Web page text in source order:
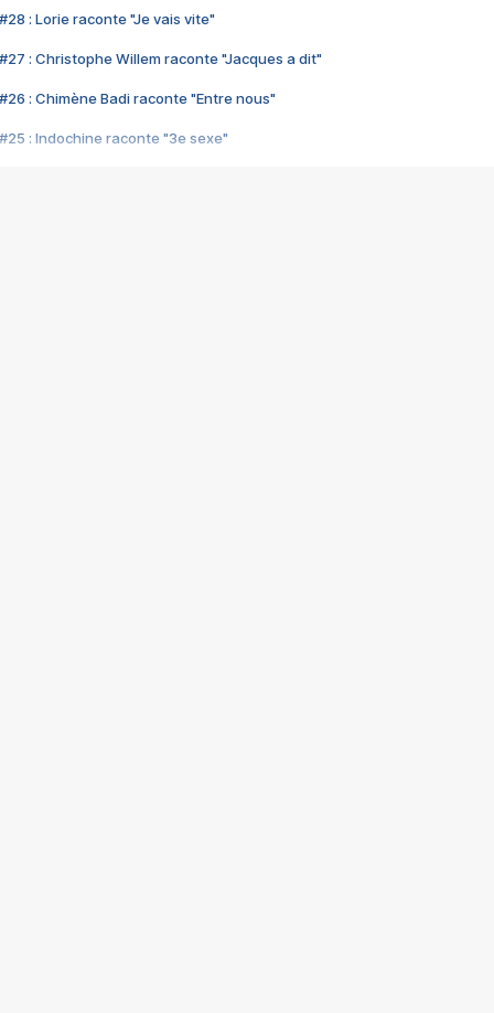
#28 : Lorie raconte "Je vais vite"
#27 : Christophe Willem raconte "Jacques a dit"
#26 : Chimène Badi raconte "Entre nous"
#25 : Indochine raconte "3e sexe"